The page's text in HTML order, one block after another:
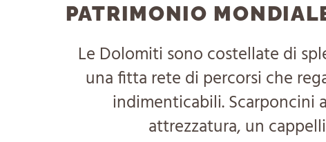
PATRIMONIO
Le Dolomiti sono costellate di
una fitta rete di percorsi che
indimenticabili. Scarponcini
attrezzatura, un